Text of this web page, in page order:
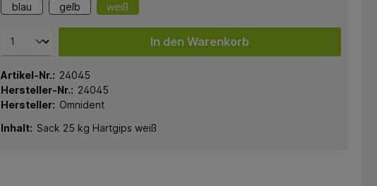
blau
gelb weiß
In den Warenkorb
Artikel-Nr.: 24045
Hersteller-Nr.: 24045
Hersteller: Omnident
Inhalt: Sack 25 kg Hartgips weiß